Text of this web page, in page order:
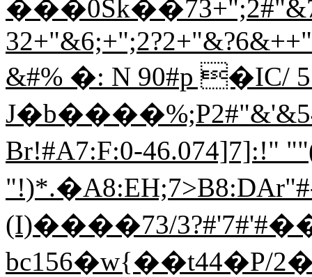
&#% �: N 90#p �IC/
Br!#A7:F:0-46.074]7]:!"
(I)����73/
bc156�w{��t44�P/